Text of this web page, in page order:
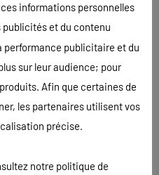
informations personnelles
publicités et du contenu
performance publicitaire et du
sur leur audience; pour
Afin que certaines de
les partenaires utilisent vos
précise.
notre politique de